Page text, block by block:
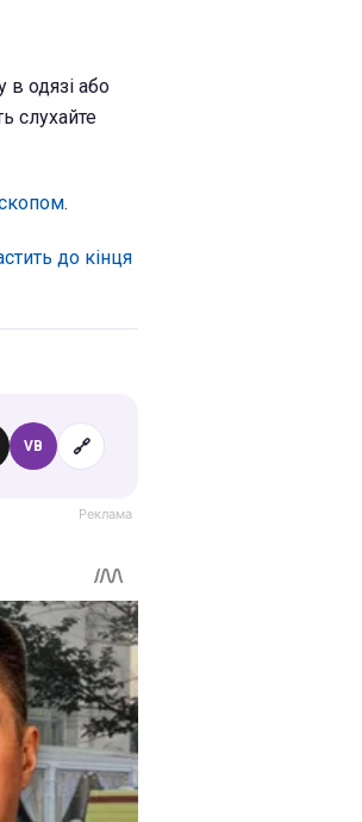
одязі або
слухайте
.
до кінця
VB 🔗